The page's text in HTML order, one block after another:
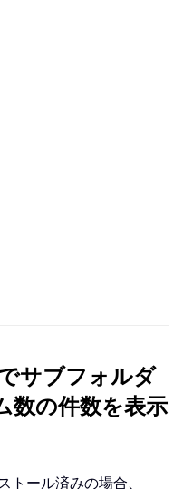
サブフォルダ
数の件数を表示
ール済みの場合、